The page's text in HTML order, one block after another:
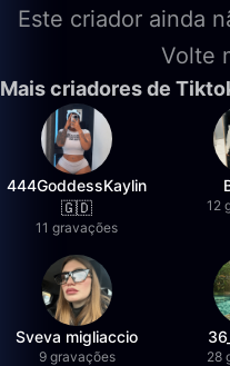
Este criador ainda
Volte
Mais criadores de
444GoddessKaylin
🇬🇩
11 gravações
12
Sveva migliaccio
9 gravações 28